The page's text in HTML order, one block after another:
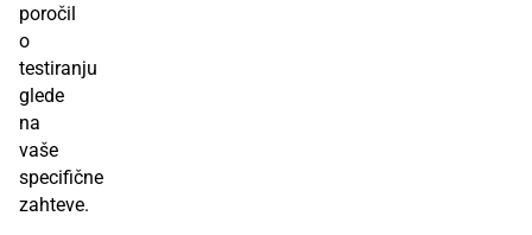
poročil
o
testiranju
glede
na
vaše
specifične
zahteve.